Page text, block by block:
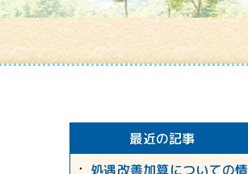
最近の記事
処遇改善加算についての情